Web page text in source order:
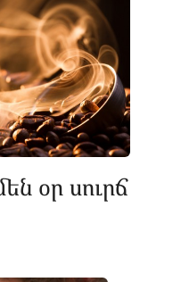
օր սուրճ